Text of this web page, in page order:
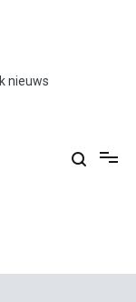
nieuws